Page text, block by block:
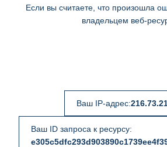
Если вы считаете, что произошла
владельцем веб-
Ваш IP-адрес:
Ваш ID запроса к ресурсу: